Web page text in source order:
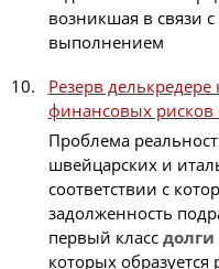
возникшая в связи
выполнением
Резерв
финансовых рисков
Проблема
швейцарских и
соответствии с
задолженность
первый класс долги
которых